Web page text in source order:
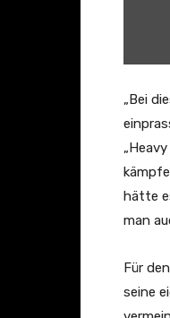
–
H
a
v
y
a
i
„Bei
hätte
man
Für
seine